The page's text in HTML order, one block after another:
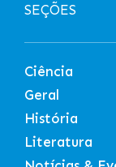
SEÇÕES
Ciência
Geral
História
Literatura